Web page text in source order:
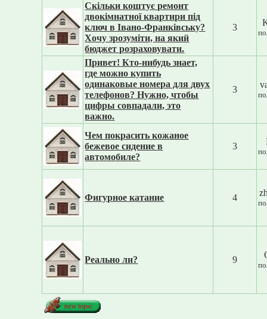
Скільки коштує ремонт
двокімнатної квартири під
ключ в Івано-Франківську?
Хочу зрозуміти, на який
бюджет розраховувати.
3
Привет! Кто-нибудь знает,
где можно купить
одинаковые номера для двух
телефонов? Нужно, чтобы
цифры совпадали, это
важно.
3
Чем покрасить кожаное
бежевое сидение в
автомобиле?
3
Фигурное катание 4
Реально ли? 9